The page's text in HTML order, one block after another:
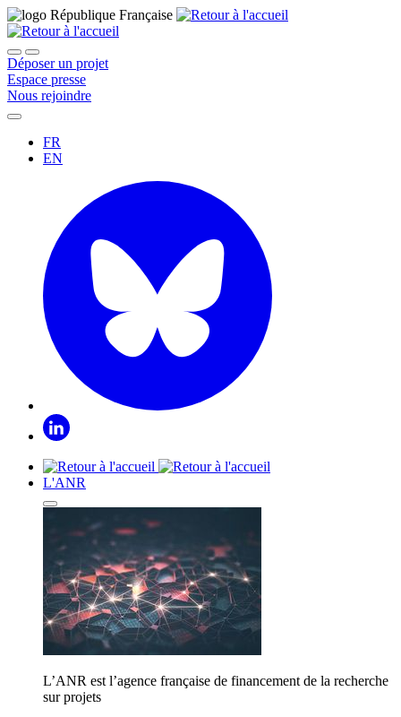
Déposer un projet
Espace presse
Nous rejoindre
FR
EN
L'ANR
L’ANR est l’agence française de financement de la recherche
sur projets